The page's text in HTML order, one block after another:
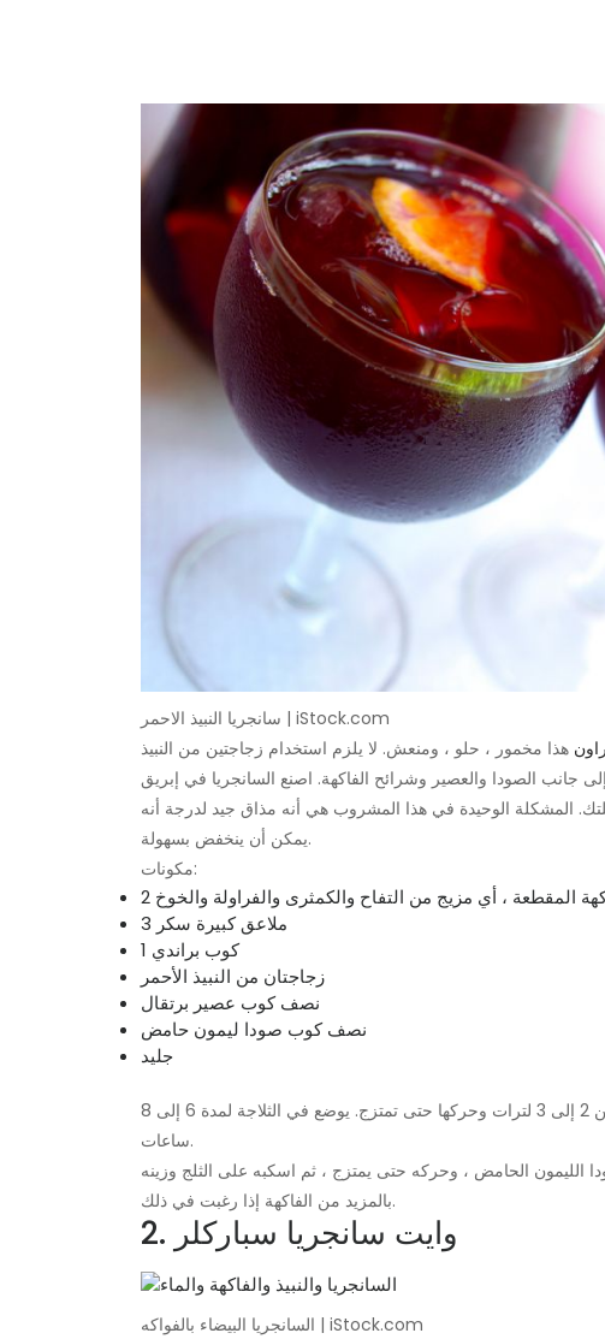
سانجريا النبيذ الاحمر | iStock.com
هذا مخمور ، حلو ، ومنعش. لا يلزم استخدام زجاجتين من النبيذ
جانب الصودا والعصير وشرائح الفاكهة. اصنع السانجريا في إبريق
المشكلة الوحيدة في هذا المشروب هي أنه مذاق جيد لدرجة أنه
يمكن أن ينخفض ​​بسهولة.
مكونات:
المقطعة ، أي مزيج من التفاح والكمثرى والفراولة والخوخ
3 ملاعق كبيرة سكر
1 كوب براندي
زجاجتان من النبيذ الأحمر
نصف كوب عصير برتقال
نصف كوب صودا ليمون حامض
جليد
الإرشادات: ضع الفاكهة والسكر والبراندي في إبريق من 2 إلى 3 لترات وحركها حتى تمتزج. يوضع في الثلاجة لمدة 6 إلى 8
ساعات.
الليمون الحامض ، وحركه حتى يمتزج ، ثم اسكبه على الثلج وزينه
بالمزيد من الفاكهة إذا رغبت في ذلك.
2. وايت سانجريا سباركلر
السانجريا البيضاء بالفواكه | iStock.com